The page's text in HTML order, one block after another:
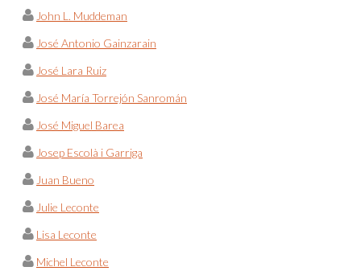
John L. Muddeman
José Antonio Gainzarain
José Lara Ruiz
José María Torrejón Sanromán
José Miguel Barea
Josep Escolà i Garriga
Juan Bueno
Julie Leconte
Lisa Leconte
Michel Leconte